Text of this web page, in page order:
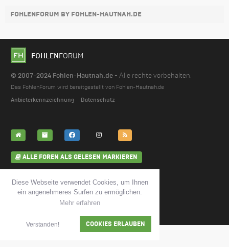
Diese Webseite verwendet Cookies, um Ihnen
ein angenehmeres Surfen zu ermöglichen.
Mehr erfahren
Verstanden! COOKIES ERLAUBEN
FOHLENFORUM BY FOHLEN-HAUTNAH.DE
FOHLEN FORUM
© 2007-2024 Fohlen-Hautnah.de - Alle rechte vorbehalten.
Das FohlenForum wird bereitgestellt von Fohlen-Hautnah.de
Anbieterkennzeichnung Datenschutz
ALLE FOREN ALS GELESEN MARKIEREN
FOREN-TEAM